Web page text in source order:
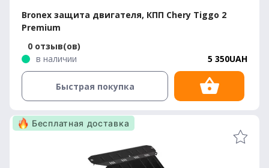
Bronex защита двигателя, КПП Chery Tiggo 2
Premium
0 отзыв(ов)
в наличии
5 350UAH
Быстрая покупка
Бесплатная доставка